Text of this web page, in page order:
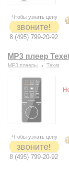
Чтобы узнать цену
звоните!
8 (495) 799-20-92
MP3 плеер
MP3 плееры Texet
Чтобы узнать цену
звоните!
8 (495) 799-20-92